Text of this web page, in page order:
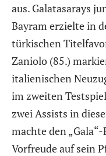
aus. Galatasarays
Bayram erzielte in
türkischen
Zaniolo (85.)
italienischen
im zweiten
zwei Assists in
machte den
Vorfreude auf sein